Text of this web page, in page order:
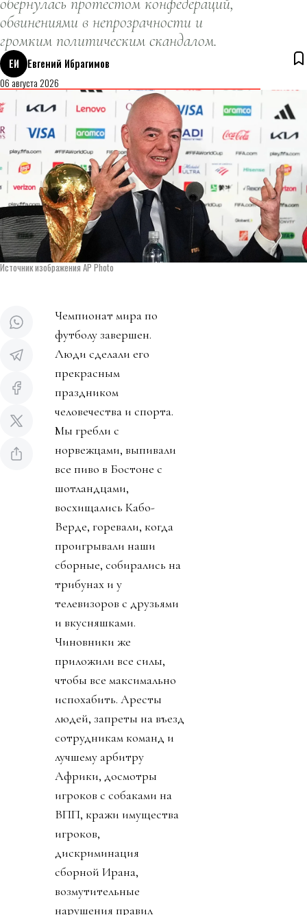
обвинениями в непрозрачности и
громким политическим скандалом.
ЕИ
Евгений Ибрагимов
06 августа 2026
Источник изображения AP Photo
Чемпионат мира по
футболу завершен.
Люди сделали его
прекрасным
праздником
человечества и спорта.
Мы гребли с
норвежцами, выпивали
все пиво в Бостоне с
шотландцами,
восхищались Кабо-
Верде, горевали, когда
проигрывали наши
сборные, собирались на
трибунах и у
телевизоров с друзьями
и вкусняшками.
Чиновники же
приложили все силы,
чтобы все максимально
испохабить. Аресты
людей, запреты на въезд
сотрудникам команд и
лучшему арбитру
Африки, досмотры
игроков с собаками на
ВПП, кражи имущества
игроков,
дискриминация
сборной Ирана,
возмутительные
нарушения правил